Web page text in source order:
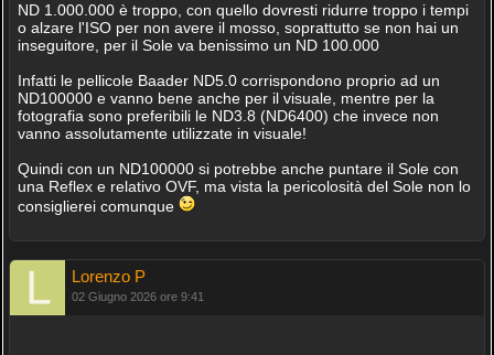
ND 1.000.000 è troppo, con quello dovresti ridurre troppo i tempi
o alzare l'ISO per non avere il mosso, soprattutto se non hai un
inseguitore, per il Sole va benissimo un ND 100.000
Infatti le pellicole Baader ND5.0 corrispondono proprio ad un
ND100000 e vanno bene anche per il visuale, mentre per la
fotografia sono preferibili le ND3.8 (ND6400) che invece non
vanno assolutamente utilizzate in visuale!
Quindi con un ND100000 si potrebbe anche puntare il Sole con
una Reflex e relativo OVF, ma vista la pericolosità del Sole non lo
consiglierei comunque
Lorenzo P
02 Giugno 2026 ore 9:41